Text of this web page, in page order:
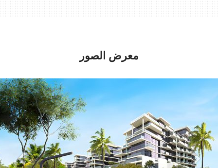
معرض الصور